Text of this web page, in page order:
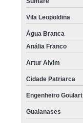
Vila Leopoldina
Água Branca
Anália Franco
Artur Alvim
Cidade Patriarca
Engenheiro Goulart
Guaianases